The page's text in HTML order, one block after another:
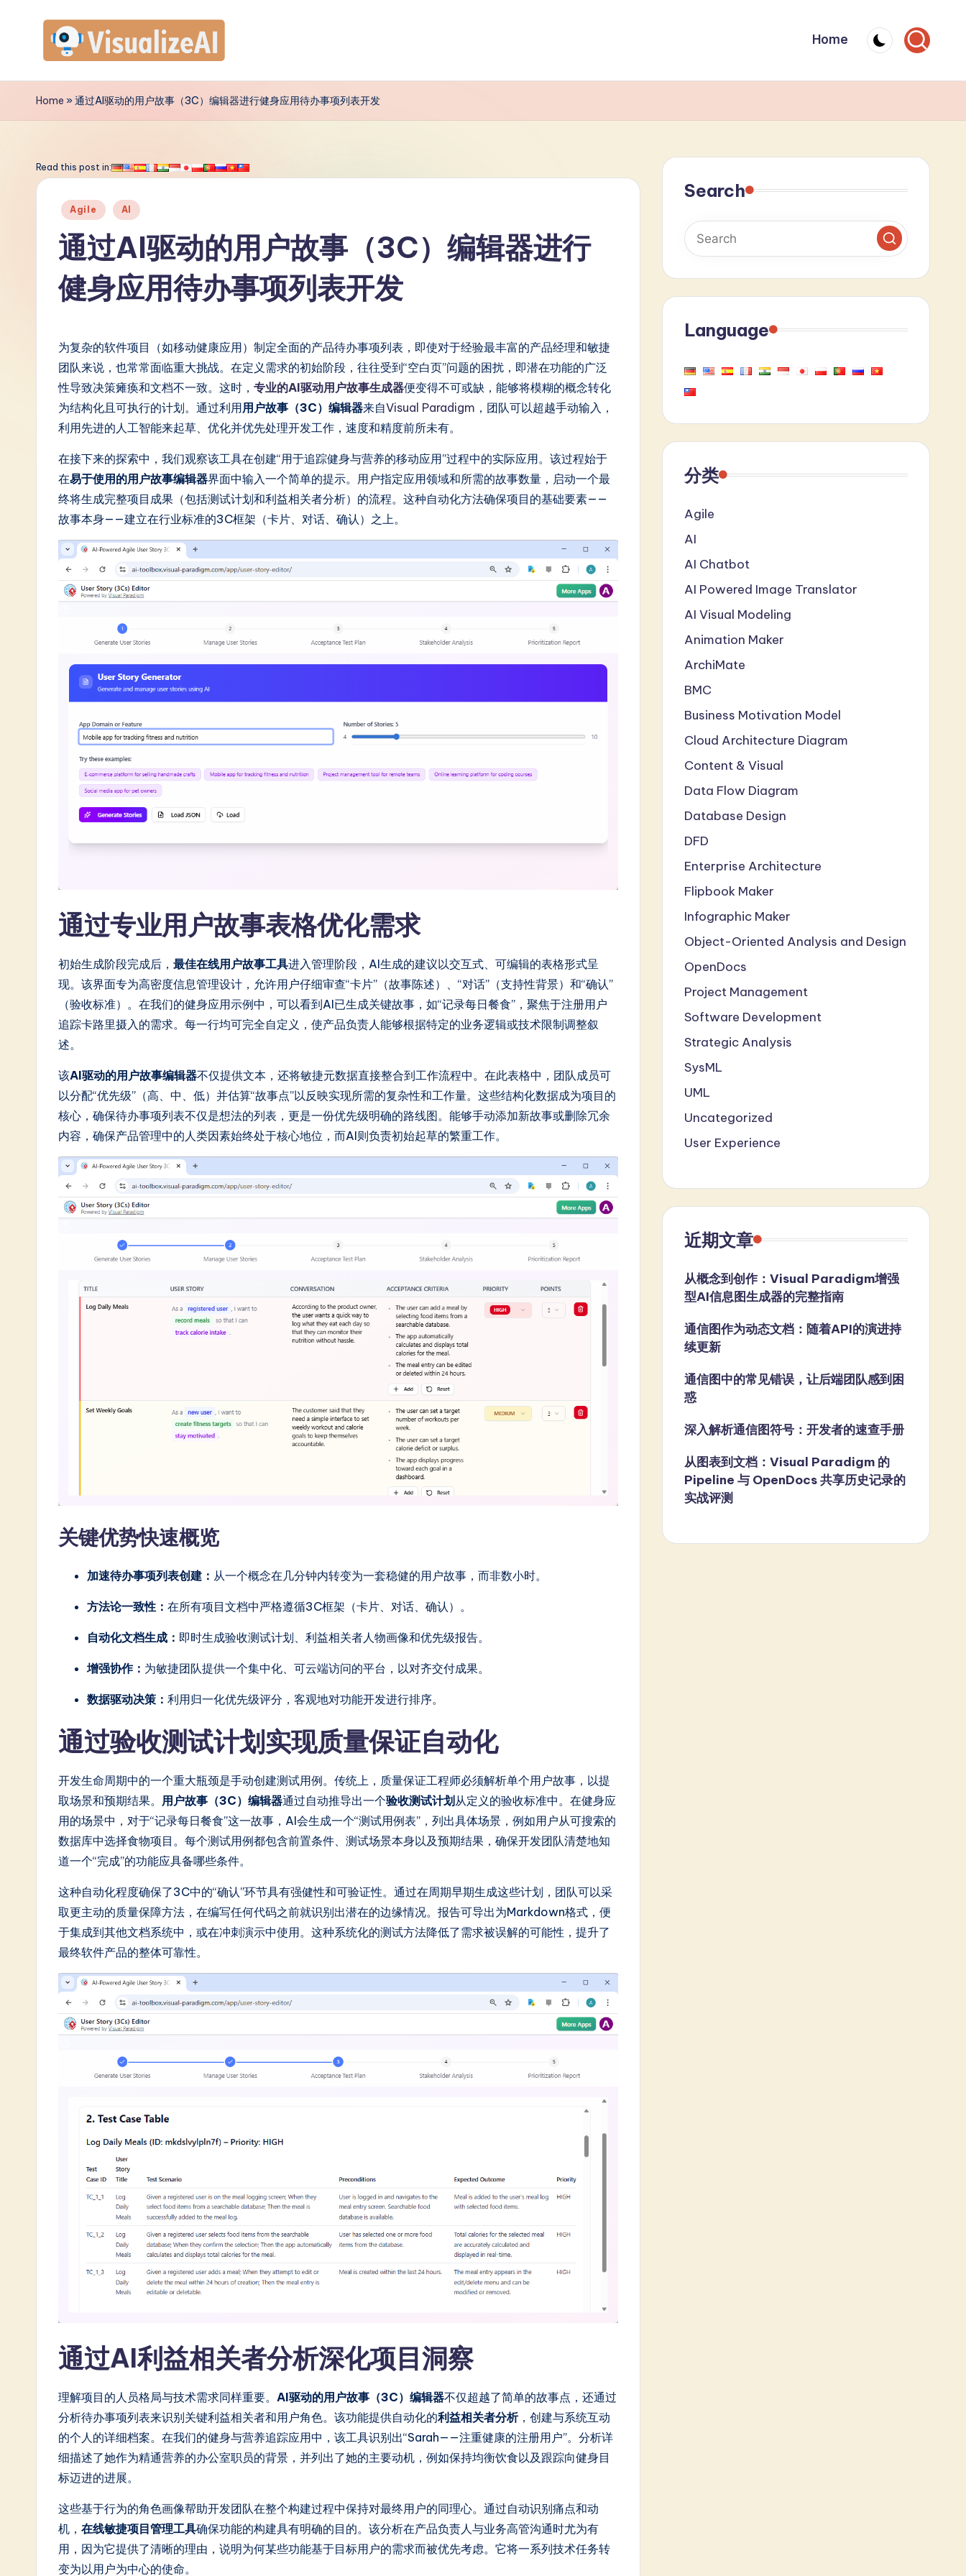
contentV
is
a
A
m
fi
C
in
A
&
ft
w
Home
Home »通过AI驱动的用户故事（3C）编辑器进行健身应用待办事项列表开发
Read this post in:
Posted
Agile AI
通过AI驱动的用户故事（3C）编辑器进行
健身应用待办事项列表开发
为复杂的软件项目（如移动健康应用）制定全面的产品待办事项列表，即使对于经验最丰富的产品经理和敏捷
团队来说，也常常面临重大挑战。在定义需求的初始阶段，往往受到“空白页”问题的困扰，即潜在功能的广泛
性导致决策瘫痪和文档不一致。这时， 专业的AI驱动用户故事生成器便变得不可或缺，能够将模糊的概念转化
为结构化且可执行的计划。通过利用用户故事（3C）编辑器来自Visual Paradigm ，团队可以超越手动输入，
利用先进的人工智能来起草、优化并优先处理开发工作，速度和精度前所未有。
在接下来的探索中，我们观察该工具在创建“用于追踪健身与营养的移动应用”过程中的实际应用。该过程始于
在易于使用的用户故事编辑器界面中输入一个简单的提示。用户指定应用领域和所需的故事数量，启动一个最
终将生成完整项目成果（包括测试计划和利益相关者分析）的流程。这种自动化方法确保项目的基础要素——
故事本身——建立在行业标准的3C框架（卡片、对话、确认）之上。
通过专业用户故事表格优化需求
初始生成阶段完成后， 最佳在线用户故事工具进入管理阶段，AI生成的建议以交互式、可编辑的表格形式呈
现。该界面专为高密度信息管理设计，允许用户仔细审查“卡片”（故事陈述）、“对话”（支持性背景）和“确认”
（验收标准）。在我们的健身应用示例中，可以看到AI已生成关键故事，如“记录每日餐食”，聚焦于注册用户
追踪卡路里摄入的需求。每一行均可完全自定义，使产品负责人能够根据特定的业务逻辑或技术限制调整叙
述。
该AI驱动的用户故事编辑器不仅提供文本，还将敏捷元数据直接整合到工作流程中。在此表格中，团队成员可
以分配“优先级”（高、中、低）并估算“故事点”以反映实现所需的复杂性和工作量。这些结构化数据成为项目的
核心，确保待办事项列表不仅是想法的列表，更是一份优先级明确的路线图。能够手动添加新故事或删除冗余
内容，确保产品管理中的人类因素始终处于核心地位，而AI则负责初始起草的繁重工作。
关键优势快速概览
加速待办事项列表创建： 从一个概念在几分钟内转变为一套稳健的用户故事，而非数小时。
方法论一致性： 在所有项目文档中严格遵循3C框架（卡片、对话、确认）。
自动化文档生成： 即时生成验收测试计划、利益相关者人物画像和优先级报告。
增强协作： 为敏捷团队提供一个集中化、可云端访问的平台，以对齐交付成果。
数据驱动决策： 利用归一化优先级评分，客观地对功能开发进行排序。
通过验收测试计划实现质量保证自动化
开发生命周期中的一个重大瓶颈是手动创建测试用例。传统上，质量保证工程师必须解析单个用户故事，以提
取场景和预期结果。 用户故事（3C）编辑器通过自动推导出一个验收测试计划 从定义的验收标准中。在健身应
用的场景中，对于“记录每日餐食”这一故事，AI会生成一个“测试用例表”，列出具体场景，例如用户从可搜索的
数据库中选择食物项目。每个测试用例都包含前置条件、测试场景本身以及预期结果，确保开发团队清楚地知
道一个“完成”的功能应具备哪些条件。
这种自动化程度确保了3C中的“确认”环节具有强健性和可验证性。通过在周期早期生成这些计划，团队可以采
取更主动的质量保障方法，在编写任何代码之前就识别出潜在的边缘情况。报告可导出为Markdown格式，便
于集成到其他文档系统中，或在冲刺演示中使用。这种系统化的测试方法降低了需求被误解的可能性，提升了
最终软件产品的整体可靠性。
通过AI利益相关者分析深化项目洞察
理解项目的人员格局与技术需求同样重要。 AI驱动的用户故事（3C）编辑器不仅超越了简单的故事点，还通过
分析待办事项列表来识别关键利益相关者和用户角色。该功能提供自动化的利益相关者分析，创建与系统互动
的个人的详细档案。在我们的健身与营养追踪应用中，该工具识别出“Sarah——注重健康的注册用户”。分析详
细描述了她作为精通营养的办公室职员的背景，并列出了她的主要动机，例如保持均衡饮食以及跟踪向健身目
标迈进的进展。
这些基于行为的角色画像帮助开发团队在整个构建过程中保持对最终用户的同理心。通过自动识别痛点和动
机， 在线敏捷项目管理工具确保功能的构建具有明确的目的。该分析在产品负责人与业务高管沟通时尤为有
用，因为它提供了清晰的理由，说明为何某些功能基于目标用户的需求而被优先考虑。它将一系列技术任务转
变为以用户为中心的使命。
Search
Language
分类
Agile
AI
AI Chatbot
AI Powered Image Translator
AI Visual Modeling
Animation Maker
ArchiMate
BMC
Business Motivation Model
Cloud Architecture Diagram
Content & Visual
Data Flow Diagram
Database Design
DFD
Enterprise Architecture
Flipbook Maker
Infographic Maker
Object-Oriented Analysis and Design
OpenDocs
Project Management
Software Development
Strategic Analysis
SysML
UML
Uncategorized
User Experience
近期文章
从概念到创作：Visual Paradigm增强
型AI信息图生成器的完整指南
通信图作为动态文档：随着API的演进持
续更新
通信图中的常见错误，让后端团队感到困
惑
深入解析通信图符号：开发者的速查手册
从图表到文档：Visual Paradigm 的
Pipeline 与 OpenDocs 共享历史记录的
实战评测